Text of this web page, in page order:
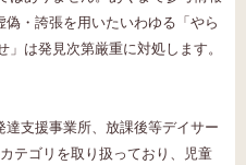
・誇張を用いたいわゆる「やら
は発見次第厳重に対処します。
支援事業所、放課後等デイサー
テゴリを取り扱っており、児童